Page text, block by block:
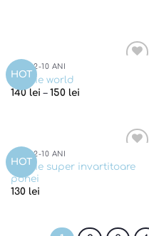
HOT
FETE 2-10 ANI
Rochie world
140 lei – 150 lei
HOT
wishlist
FETE 2-10 ANI
Rochie super invartitoare
ponei
130 lei